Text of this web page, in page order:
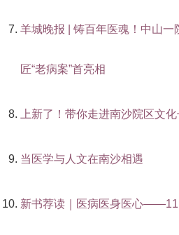
羊城晚报 | 铸百年医魂！中山
匠“老病案”首亮相
上新了！带你走进南沙院区文
当医学与人文在南沙相遇
新书荐读｜医病医身医心